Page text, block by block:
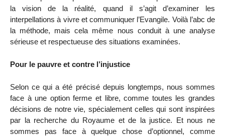
la vision de la réalité, quand il s’agit d’examiner les
interpellations à vivre et communiquer l’Evangile. Voilà l’abc de
la méthode, mais cela même nous conduit à une analyse
sérieuse et respectueuse des situations examinées.
Pour le pauvre et contre l’injustice
Selon ce qui a été précisé depuis longtemps, nous sommes
face à une option ferme et libre, comme toutes les grandes
décisions de notre vie, spécialement celles qui sont inspirées
par la recherche du Royaume et de la justice. Et nous ne
sommes pas face à quelque chose d’optionnel, comme